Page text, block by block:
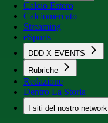
Calcio Estero
Calciomercato
Streaming
eSports
DDD X EVENTS
Rubriche
Redazione
Dentro La Storia
I siti del nostro network